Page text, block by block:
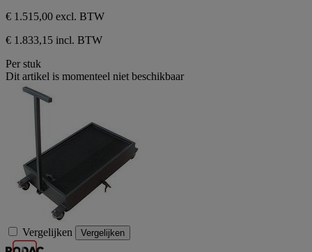
€ 1.515,00 excl. BTW
€ 1.833,15 incl. BTW
Per stuk
Dit artikel is momenteel niet beschikbaar
Vergelijken Vergelijken